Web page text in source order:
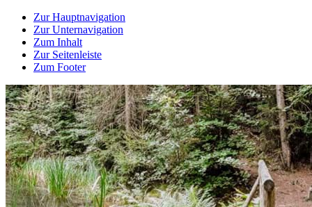
Zur Hauptnavigation
Zur Unternavigation
Zum Inhalt
Zur Seitenleiste
Zum Footer